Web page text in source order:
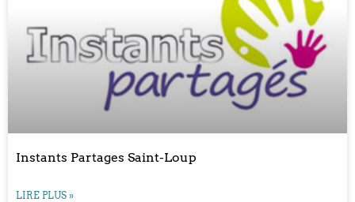
Instants Partages Saint-Loup
LIRE PLUS »